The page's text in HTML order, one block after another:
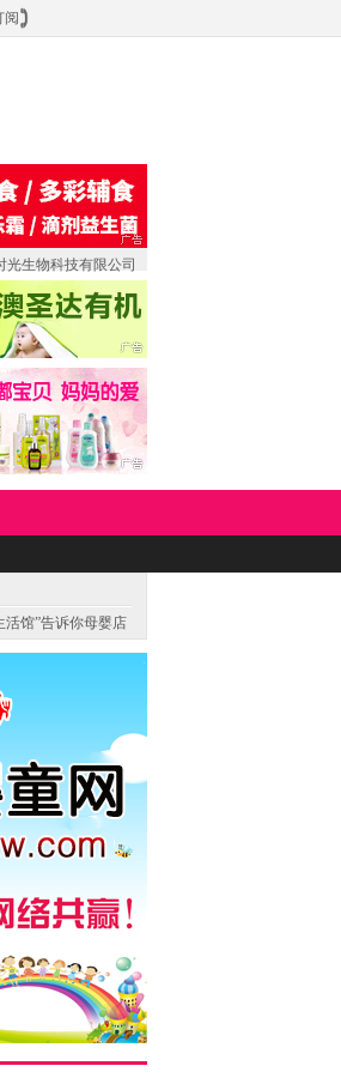
阅
光生物科技有限公司
活馆”告诉你母婴店